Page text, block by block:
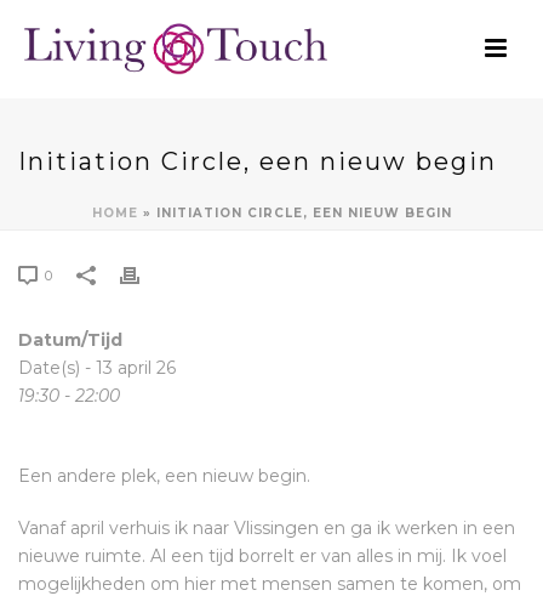
Initiation Circle, een nieuw begin
HOME » INITIATION CIRCLE, EEN NIEUW BEGIN
0
Datum/Tijd
Date(s) - 13 april 26
19:30 - 22:00
Een andere plek, een nieuw begin.
Vanaf april verhuis ik naar Vlissingen en ga ik werken in een
nieuwe ruimte. Al een tijd borrelt er van alles in mij. Ik voel
mogelijkheden om hier met mensen samen te komen, om